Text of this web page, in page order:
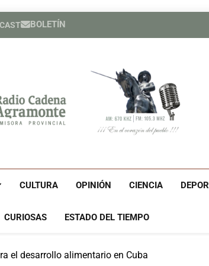
BOLETÍN
Héroe
Héroe
España
Cadena
CULTURA OPINIÓN CIENCIA
CURIOSAS ESTADO DEL TIEMPO
el desarrollo alimentario en Cuba